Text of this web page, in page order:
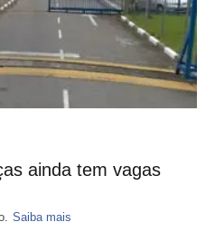
ainda tem vagas
Saiba mais